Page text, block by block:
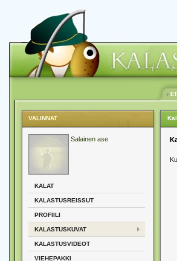
VALINNAT
Salainen ase
KALAT
KALASTUSREISSUT
PROFIILI
KALASTUSKUVAT
KALASTUSVIDEOT
VIEHEPAKKI